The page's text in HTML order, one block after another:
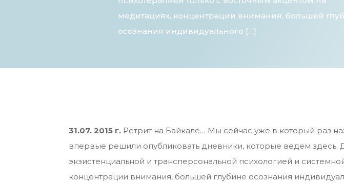
медитациях, концентрации внимания, большей
осознания индивидуального […]
31.07. 2015 г. Ретрит на Байкале… Мы сейчас уже в который раз
впервые решили опубликовать дневники, которые ведем здесь.
экзистенциальной и трансперсональной психологией и
концентрации внимания, большей глубине осознания